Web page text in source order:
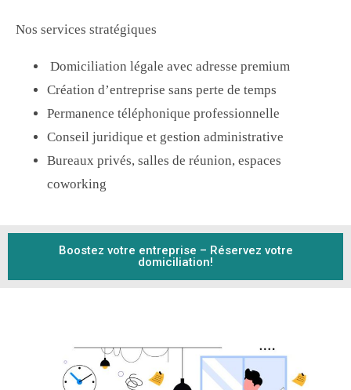
Nos services stratégiques
Domiciliation légale avec adresse premium
Création d’entreprise sans perte de temps
Permanence téléphonique professionnelle
Conseil juridique et gestion administrative
Bureaux privés, salles de réunion, espaces
coworking
Boostez votre entreprise – Réservez votre
domiciliation!